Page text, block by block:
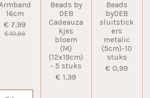
16cm
€ 7,99
€ 10,99
Beads by
DEB
Cadeauza
kjes
bloem
(M)
(12x19cm)
- 5 stuks
€ 1,39
Beads
byDEB
sluitstick
ers
metalic
(5cm)-10
stuks
€ 0,99